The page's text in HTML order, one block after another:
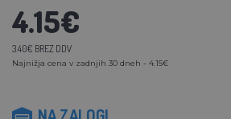
4.15€
3.40€ BREZ DDV
Najnižja cena v zadnjih 30 dneh - 4.15€
NA ZALOGI